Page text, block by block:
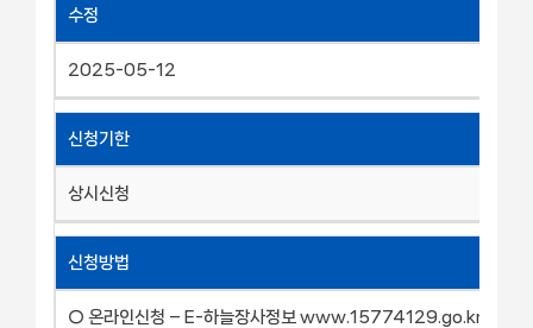
수정
2025-05-12
신청기한
상시신청
신청방법
○ 온라인신청 – E-하늘장사정보 www.15774129.go.kr 화장예